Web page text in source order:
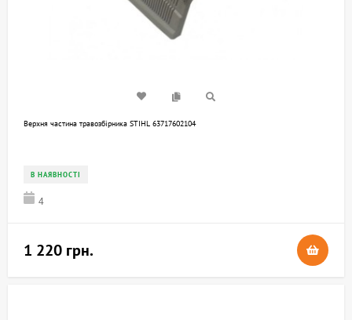
Верхня частина травозбірника STIHL 63717602104
В НАЯВНОСТІ
4
1 220 грн.